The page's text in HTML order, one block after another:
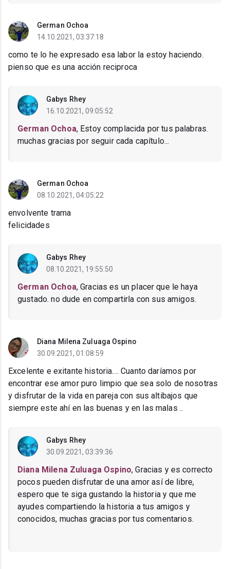
German Ochoa
14.10.2021, 03:37:18
como te lo he expresado esa labor la estoy haciendo.
pienso que es una acción reciproca
Gabys Rhey
16.10.2021, 09:05:52
German Ochoa, Estoy complacida por tus palabras.
muchas gracias por seguir cada capítulo...
German Ochoa
08.10.2021, 04:05:22
envolvente trama
felicidades
Gabys Rhey
08.10.2021, 19:55:50
German Ochoa, Gracias es un placer que le haya
gustado. no dude en compartirla con sus amigos.
Diana Milena Zuluaga Ospino
30.09.2021, 01:08:59
Excelente e exitante historia.... Cuanto daríamos por
encontrar ese amor puro limpio que sea solo de nosotras
y disfrutar de la vida en pareja con sus altibajos que
siempre este ahí en las buenas y en las malas ..
Gabys Rhey
30.09.2021, 03:39:36
Diana Milena Zuluaga Ospino, Gracias y es correcto
pocos pueden disfrutar de una amor así de libre,
espero que te siga gustando la historia y que me
ayudes compartiendo la historia a tus amigos y
conocidos, muchas gracias por tus comentarios.